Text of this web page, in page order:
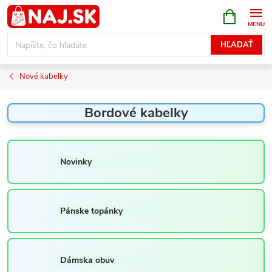
Prejsť
na
obsah
HĽADAŤ
KOŠÍK
Nové kabelky
Bordové kabelky
Novinky
Pánske topánky
Dámska obuv